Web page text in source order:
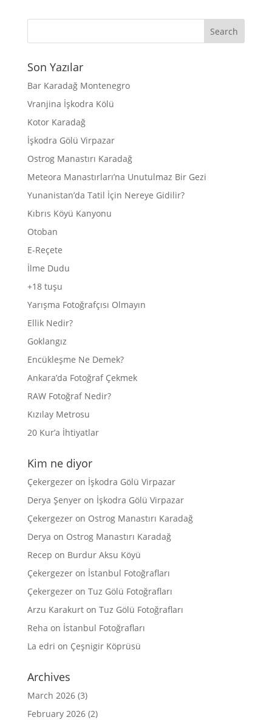
Son Yazılar
Bar Karadağ Montenegro
Vranjina İşkodra Kölü
Kotor Karadağ
İşkodra Gölü Virpazar
Ostrog Manastırı Karadağ
Meteora Manastırları’na Unutulmaz Bir Gezi
Yunanistan’da Tatil İçin Nereye Gidilir?
Kıbrıs Köyü Kanyonu
Otoban
E-Reçete
İlme Dudu
+18 tuşu
Yarışma Fotoğrafçısı Olmayın
Ellik Nedir?
Goklangız
Encükleşme Ne Demek?
Ankara’da Fotoğraf Çekmek
RAW Fotoğraf Nedir?
Kızılay Metrosu
20 Kur’a İhtiyatlar
Kim ne diyor
Çekergezeron İşkodra Gölü Virpazar
Derya Şenyeron İşkodra Gölü Virpazar
Çekergezeron Ostrog Manastırı Karadağ
Derya on Ostrog Manastırı Karadağ
Recep on Burdur Aksu Köyü
Çekergezeron İstanbul Fotoğrafları
Çekergezeron Tuz Gölü Fotoğrafları
Arzu Karakurton Tuz Gölü Fotoğrafları
Reha on İstanbul Fotoğrafları
La edri on Çeşnigir Köprüsü
Archives
March 2026(3)
February 2026(2)